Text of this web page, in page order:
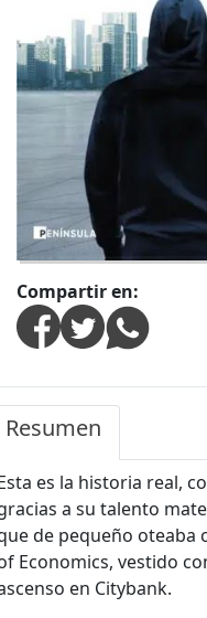
Compartir en:
Resumen
es la historia real,
a su talento
de pequeño oteaba
Economics, vestido
en Citybank.